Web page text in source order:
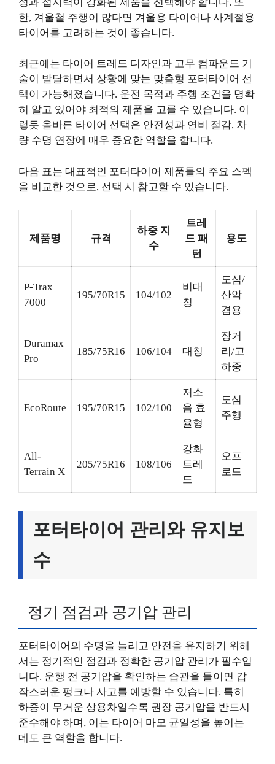
한, 겨울철 주행이 많다면 겨울용 타이어나 사계절용
타이어를 고려하는 것이 좋습니다.
최근에는 타이어 트레드 디자인과 고무 컴파운드 기
술이 발달하면서 상황에 맞는 맞춤형 포터타이어 선
택이 가능해졌습니다. 운전 목적과 주행 조건을 명확
히 알고 있어야 최적의 제품을 고를 수 있습니다. 이
렇듯 올바른 타이어 선택은 안전성과 연비 절감, 차
량 수명 연장에 매우 중요한 역할을 합니다.
다음 표는 대표적인 포터타이어 제품들의 주요 스펙
을 비교한 것으로, 선택 시 참고할 수 있습니다.
제품명 규격
하중 지
수
트레
드 패
턴
용도
P-Trax
7000
195/70R15 104/102
비대
칭
도심/
산악
겸용
Duramax
Pro
185/75R16 106/104 대칭
장거
리/고
하중
EcoRoute 195/70R15 102/100
저소
음 효
율형
도심
주행
All-
Terrain X
205/75R16 108/106
강화
트레
드
오프
로드
포터타이어 관리와 유지보
수
정기 점검과 공기압 관리
포터타이어의 수명을 늘리고 안전을 유지하기 위해
서는 정기적인 점검과 정확한 공기압 관리가 필수입
니다. 운행 전 공기압을 확인하는 습관을 들이면 갑
작스러운 펑크나 사고를 예방할 수 있습니다. 특히
하중이 무거운 상용차일수록 권장 공기압을 반드시
준수해야 하며, 이는 타이어 마모 균일성을 높이는
데도 큰 역할을 합니다.